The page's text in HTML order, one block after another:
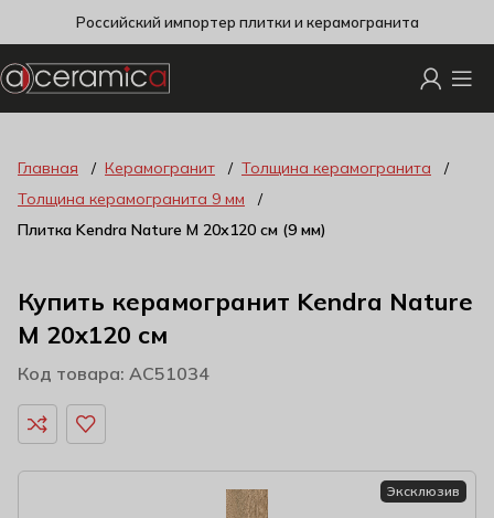
Российский импортер плитки и керамогранита
Главная Керамогранит
Толщина керамогранита
Толщина керамогранита 9 мм
Плитка Kendra Nature M 20х120 см (9 мм)
Купить керамогранит Kendra Nature
M 20х120 см
Код товара: AC51034
Эксклюзив